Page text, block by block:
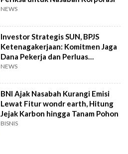
NEWS
Investor Strategis SUN, BPJS
Ketenagakerjaan: Komitmen Jaga
Dana Pekerja dan Perluas
Perlindungan
NEWS
BNI Ajak Nasabah Kurangi Emisi
Lewat Fitur wondr earth, Hitung
Jejak Karbon hingga Tanam Pohon
BISNIS